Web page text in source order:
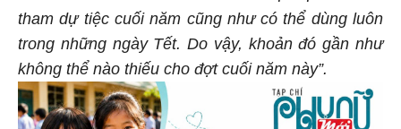
tham dự tiệc cuối năm cũng như có thể dùng luôn
trong những ngày Tết. Do vậy, khoản đó gần như
không thể nào thiếu cho đợt cuối năm này”.